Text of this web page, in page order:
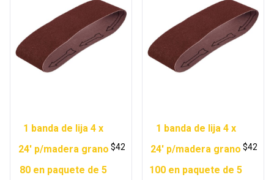
1 banda de lija 4 x
24′ p/madera grano
80 en paquete de 5
$42
1 banda de lija 4 x
24′ p/madera grano
100 en paquete de 5
$42